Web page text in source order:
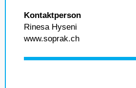
Kontaktperson
Rinesa Hyseni
www.soprak.ch